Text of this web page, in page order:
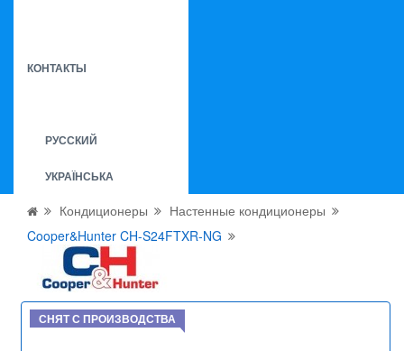
КОНТАКТЫ
РУССКИЙ
УКРАЇНСЬКА
Кондиционеры
Настенные кондиционеры
Cooper&Hunter CH-S24FTXR-NG
СНЯТ С ПРОИЗВОДСТВА